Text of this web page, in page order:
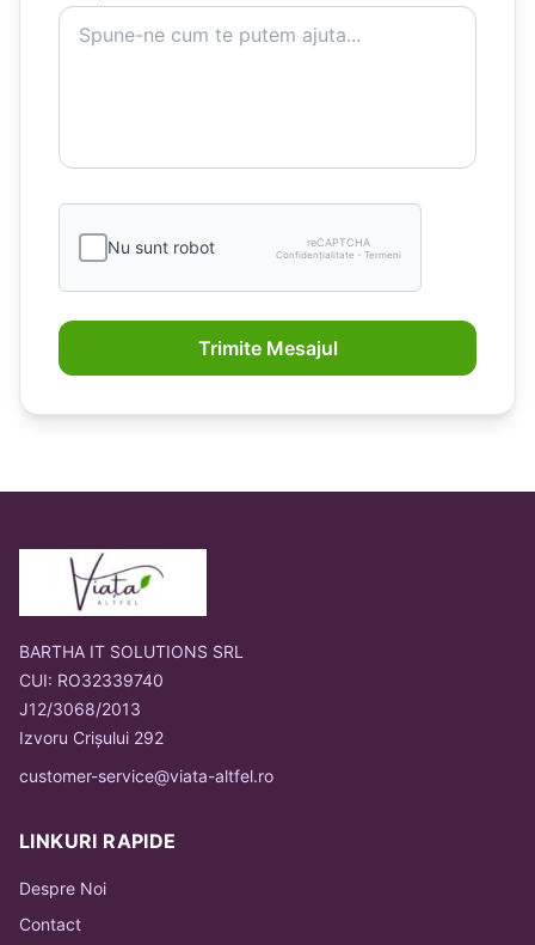
Nu sunt robot reCAPTCHA
Confidențialitate - Termeni
Trimite Mesajul
BARTHA IT SOLUTIONS SRL
CUI: RO32339740
J12/3068/2013
Izvoru Crișului 292
customer-service@viata-altfel.ro
LINKURI RAPIDE
Despre Noi
Contact